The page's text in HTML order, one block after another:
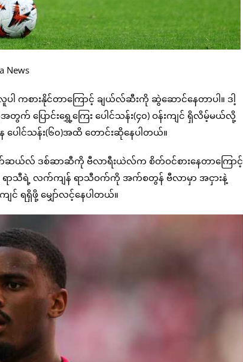
News
ကစားနိုင်တာကြောင့် ချယ်လ်ဆီးကို ဆွဲဆောင်နေတာပါ။ ဒါ့
ပြောင်းရွှေ့ကြေး ပေါင်သန်း(၄၀) ဝန်းကျင် ရှိလိမ့်မယ်လို့
ေါင်သန်း(၆၀)အထိ တောင်းဆိုနေပါတယ်။
အက်ဆယ်လ် ဒစ်ဆာဆီကို ဗီလာရီးယဲလ်က စိတ်ဝင်စားနေတာကြောင့်
ရာသီရဲ့ လက်ကျန် ရာသီဝက်ကို အက်စတွန် ဗီလာမှာ အငှားနဲ့
င် ရရှိဖို့ မျှော်လင့်နေပါတယ်။